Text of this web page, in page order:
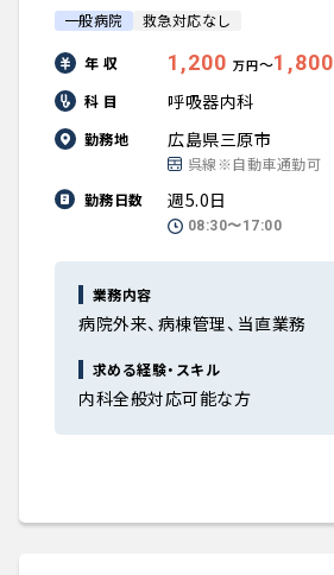
一般病院 救急対応なし
年 収 1,200 万円〜1,800
科 目 呼吸器内科
勤務地 広島県三原市
呉線※自動車通勤可
勤務日数
週5.0日
08:30〜17:00
業務内容
病院外来、病棟管理、当直業務
求める経験・スキル
内科全般対応可能な方